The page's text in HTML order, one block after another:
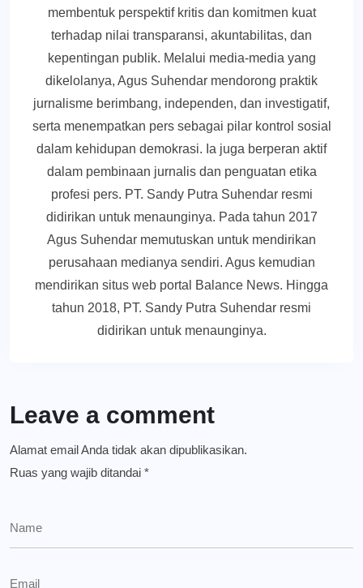
membentuk perspektif kritis dan komitmen kuat
terhadap nilai transparansi, akuntabilitas, dan
kepentingan publik. Melalui media-media yang
dikelolanya, Agus Suhendar mendorong praktik
jurnalisme berimbang, independen, dan investigatif,
serta menempatkan pers sebagai pilar kontrol sosial
dalam kehidupan demokrasi. Ia juga berperan aktif
dalam pembinaan jurnalis dan penguatan etika
profesi pers. PT. Sandy Putra Suhendar resmi
didirikan untuk menaunginya. Pada tahun 2017
Agus Suhendar memutuskan untuk mendirikan
perusahaan medianya sendiri. Agus kemudian
mendirikan situs web portal Balance News. Hingga
tahun 2018, PT. Sandy Putra Suhendar resmi
didirikan untuk menaunginya.
Leave a comment
Alamat email Anda tidak akan dipublikasikan.
Ruas yang wajib ditandai *